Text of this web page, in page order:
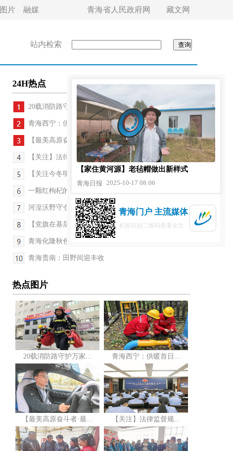
图片 融媒 青海省人民政府网 藏文网
站内检索
24H热点
20载消防路守护万家平安——“西宁新韵 时代华...
青海西宁：供暖首日，525个物业供暖小区全部供暖
【最美高原奋斗者·最美交通人】15年接送路 照亮一...
【关注】法律监督规范化 案件办理更高效
【关注今冬明春供暖】供暖首日 记者分四路入户“探...
一颗红枸杞的全球之旅——青海格尔木研学解锁产业...
河湟沃野守仓廪——写在第45个世界粮食日到来之际
【党旗在基层一线高高飘扬】四年驻村路 乡音解乡愁...
青海化隆秋色迷人眼
青海贵南：田野间迎丰收
热点图片
20载消防路守护万家... 青海西宁：供暖首日...
【最美高原奋斗者·最... 【关注】法律监督规...
【家住黄河源】老毡帽做出新样式
青海日报 2025-10-17 08:06
青海门户 主流媒体
长按识别二维码查看全文